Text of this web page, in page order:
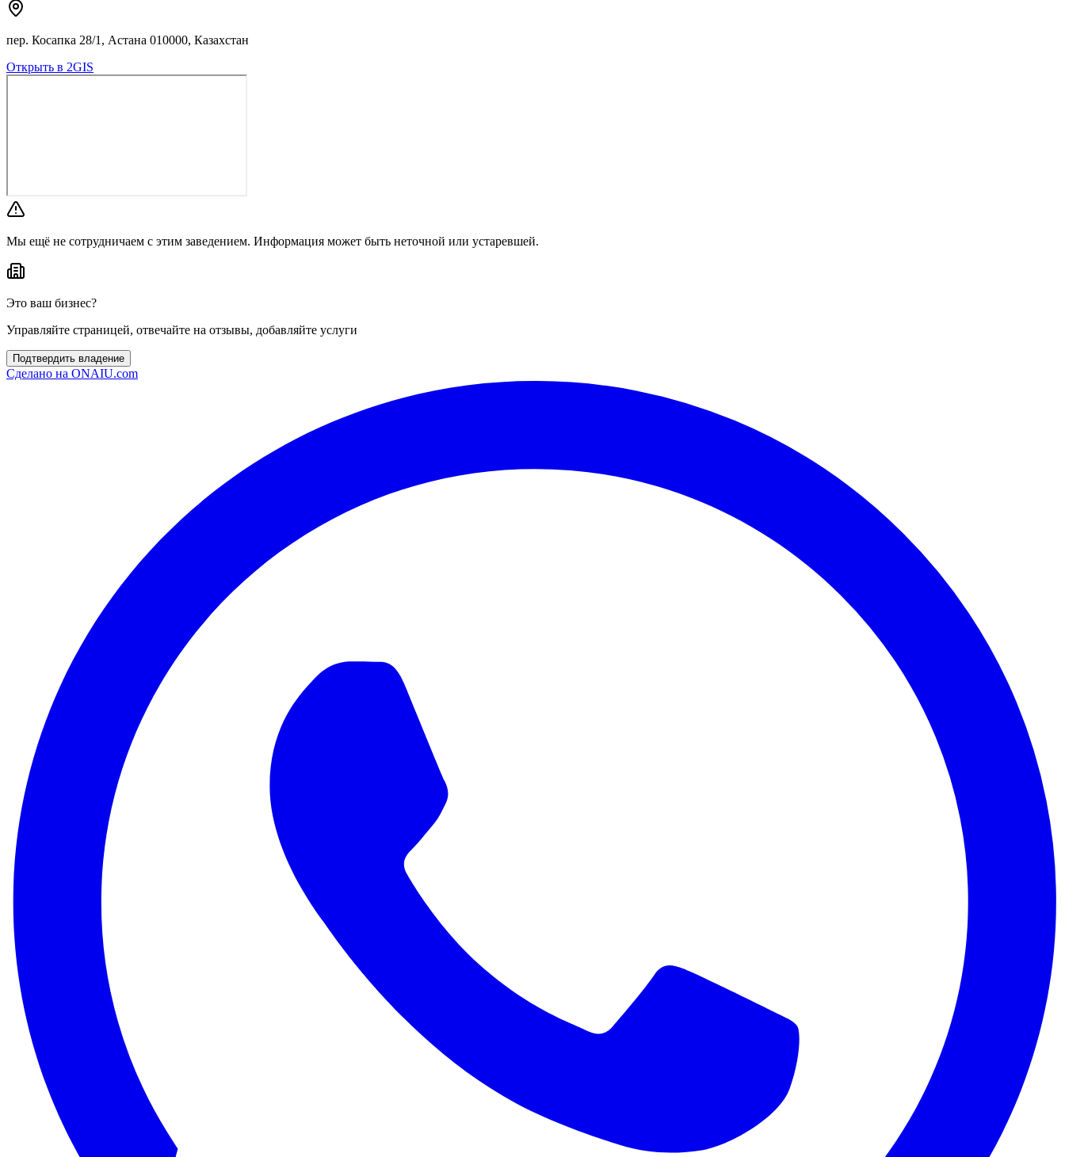
пер. Косапка 28/1, Астана 010000, Казахстан
Открыть в 2GIS
Мы ещё не сотрудничаем с этим заведением. Информация может быть неточной или устаревшей.
Это ваш бизнес?
Управляйте страницей, отвечайте на отзывы, добавляйте услуги
Подтвердить владение
Сделано на ONAIU.com